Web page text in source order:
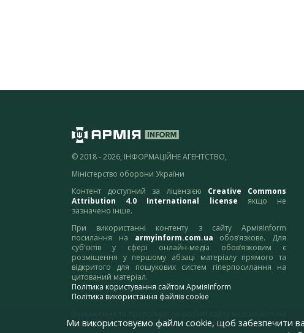
© 2018 - 2026, ІНФОРМАЦІЙНЕ АГЕНТСТВО,
Міністерство оборони України
Контент доступний за ліцензією Creative Commons
Attribution 4.0 International license якщо не
зазначено інше.
При використанні контенту з сайту АрміяInform
посилання на armyinform.com.ua обов’язкове. Для
суб’єктів у сфері онлайн-медіа обов’язковим є
розміщення у першому абзаці матеріалу прямого та
відкритого для пошукових систем гіперпосилання на
цитований матеріал.
Політика користування сайтом АрміяInform
Політика використання файлів cookie
адресу:webmaster@armyinform.com.ua
Ми використовуємо файли cookie, щоб забезпечити